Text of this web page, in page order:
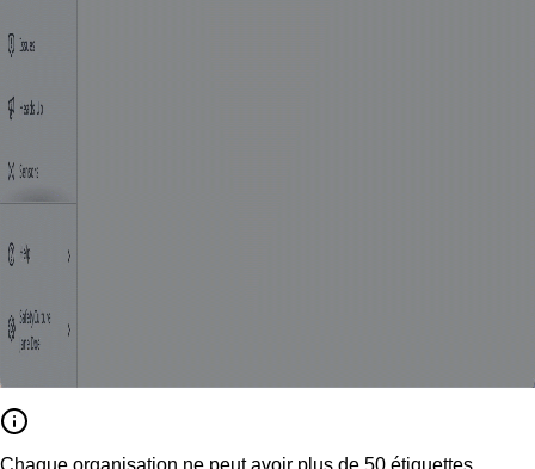
Chaque organisation ne peut avoir plus de 50 étiquettes.